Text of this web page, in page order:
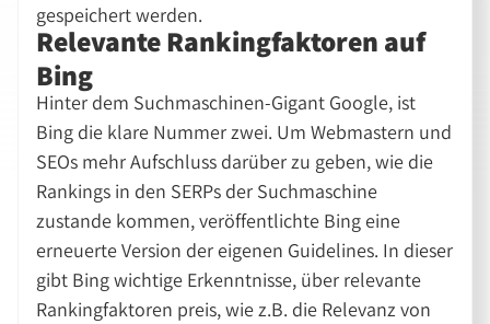
gespeichert werden.
Relevante Rankingfaktoren auf
Bing
Hinter dem Suchmaschinen-Gigant Google, ist
Bing die klare Nummer zwei. Um Webmastern und
SEOs mehr Aufschluss darüber zu geben, wie die
Rankings in den SERPs der Suchmaschine
zustande kommen, veröffentlichte Bing eine
erneuerte Version der eigenen Guidelines. In dieser
gibt Bing wichtige Erkenntnisse, über relevante
Rankingfaktoren preis, wie z.B. die Relevanz von